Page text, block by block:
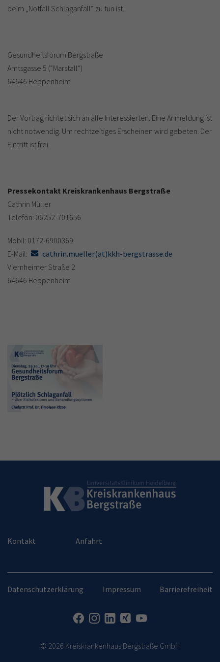
beim „Notfall Schlaganfall“ zu tun ist.
Gesundheitsforum Bergstraße
Amtsgasse 5 (“Marstall”)
64646 Heppenheim
Der Vortrag richtet sich an alle Interessierten. Eine Anmeldung ist
nicht notwendig. Um rechtzeitiges Erscheinen wird gebeten. Der
Eintritt ist frei.
Pressekontakt Kreiskrankenhaus Bergstraße
Cathrin Müller
Telefon: 06252-701656
Mobil: 0172-6900369
E-Mail:
cathrin.mueller(at)kkh-bergstrasse.de
Viernheimer Straße 2
64646 Heppenheim
Kontakt Anfahrt
Datenschutzerklärung Impressum Barrierefreiheit
© 2026 Kreiskrankenhaus Bergstraße GmbH